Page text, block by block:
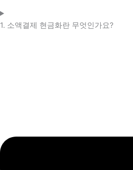
1. 소액결제 현금화란 무엇인가요?